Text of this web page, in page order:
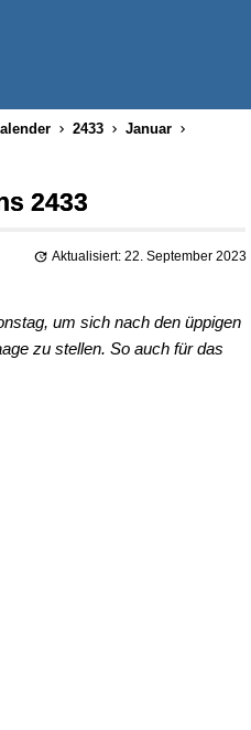
2433
Januar
2433
Aktualisiert: 22. September 2023
um sich nach den üppigen
zu stellen. So auch für das